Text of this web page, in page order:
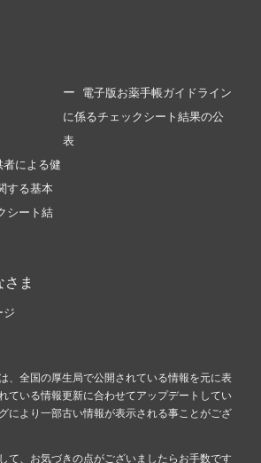
電子版お薬手帳ガイドライン
に係るチェックシート結果の公
表
者による健
する基本
シート結
さま
ジ
、全国の厚生局で公開されている情報を元に表
ている情報更新に合わせてアップデートしてい
により一部古い情報が表示される事ことがござ
て、お気づきの点がございましたらお手数です